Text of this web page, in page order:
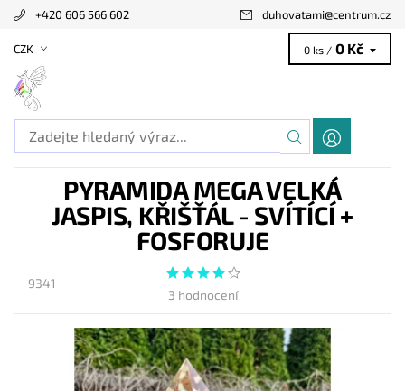
+420 606 566 602 duhovatami@centrum.cz
CZK 0 ks / 0 Kč
PYRAMIDA MEGA VELKÁ
JASPIS, KŘIŠŤÁL - SVÍTÍCÍ +
FOSFORUJE
9341
3 hodnocení